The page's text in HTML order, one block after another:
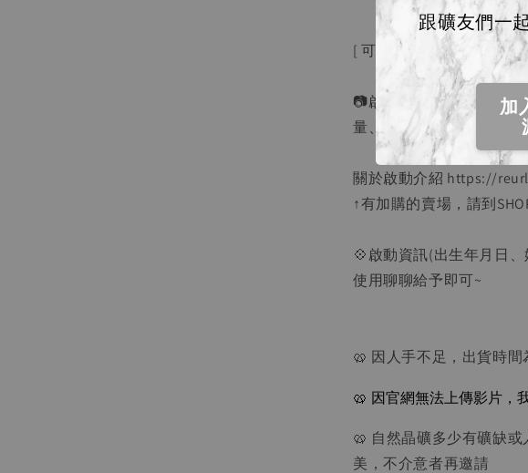
跟礦友們一
加
[ 可加購服務 ] (客製化能
📷啟動水晶光$500(若為
量、靈性效果而邀請建議
關於啟動介紹 https://
↑有加購的賣場，請到
💠啟動資訊(出生年月日
使用聊聊給予即可~
🥨 因人手不足，出貨時間
🥨 因官網無法上傳影片，
🥨 自然晶礦多少有礦缺
美，不介意者再邀請